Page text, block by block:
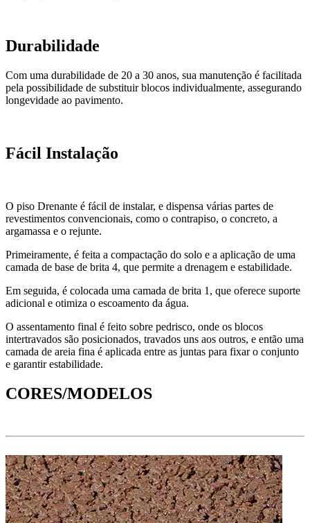
Durabilidade
Com uma durabilidade de 20 a 30 anos, sua manutenção é facilitada
pela possibilidade de substituir blocos individualmente, assegurando
longevidade ao pavimento.
Fácil Instalação
O piso Drenante é fácil de instalar, e dispensa várias partes de
revestimentos convencionais, como o contrapiso, o concreto, a
argamassa e o rejunte.
Primeiramente, é feita a compactação do solo e a aplicação de uma
camada de base de brita 4, que permite a drenagem e estabilidade.
Em seguida, é colocada uma camada de brita 1, que oferece suporte
adicional e otimiza o escoamento da água.
O assentamento final é feito sobre pedrisco, onde os blocos
intertravados são posicionados, travados uns aos outros, e então uma
camada de areia fina é aplicada entre as juntas para fixar o conjunto
e garantir estabilidade.
CORES/MODELOS